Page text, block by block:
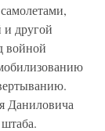
и другой
войной
Даниловича